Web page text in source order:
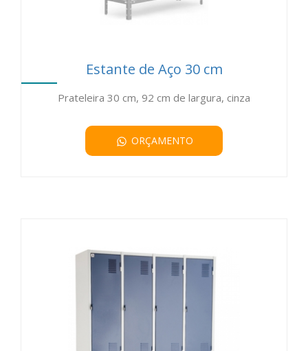
Estante de Aço 30 cm
Prateleira 30 cm, 92 cm de largura, cinza
ORÇAMENTO